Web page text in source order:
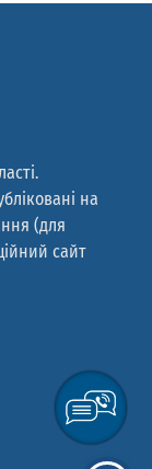
на
(для
сайт